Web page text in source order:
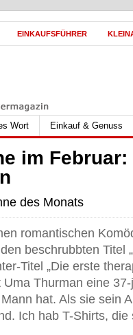
EINKAUFSFÜHRER
Wort Einkauf & Genuss
im Februar:
des Monats
romantischen
beschrubbten Titel
Titel „Die erste
Uma Thurman eine
hat. Als sie sein
Ich hab T-Shirts, die